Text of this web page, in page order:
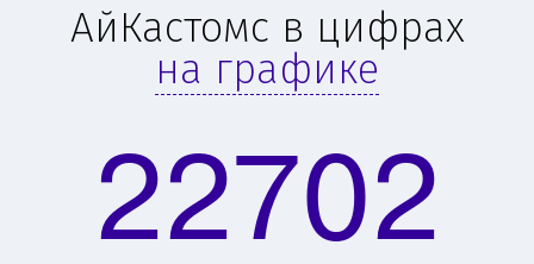
АйКастомс в цифрах
на графике
22702